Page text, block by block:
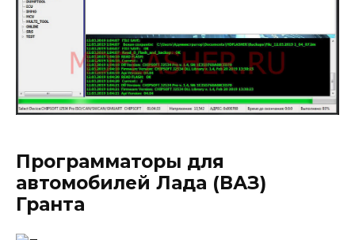
Программаторы для
автомобилей Лада (ВАЗ)
Гранта